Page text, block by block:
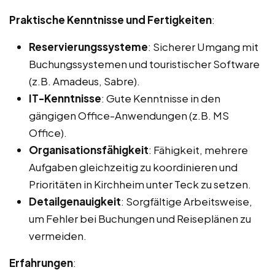
Praktische Kenntnisse und Fertigkeiten:
Reservierungssysteme: Sicherer Umgang mit
Buchungssystemen und touristischer Software
(z.B. Amadeus, Sabre).
IT-Kenntnisse: Gute Kenntnisse in den
gängigen Office-Anwendungen (z.B. MS
Office).
Organisationsfähigkeit: Fähigkeit, mehrere
Aufgaben gleichzeitig zu koordinieren und
Prioritäten in Kirchheim unter Teck zu setzen.
Detailgenauigkeit: Sorgfältige Arbeitsweise,
um Fehler bei Buchungen und Reiseplänen zu
vermeiden.
Erfahrungen: